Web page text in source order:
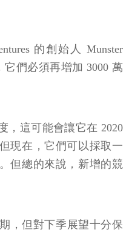
的創始人 Munster
們必須再增加 3000 萬
，這可能會讓它在 2020
現在，它們可以採取一
但總的來說，新增的競
，但對下季展望十分保